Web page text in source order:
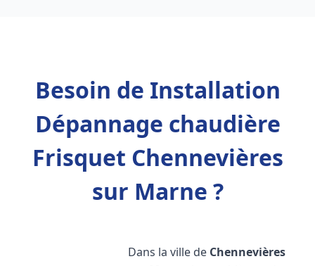
Besoin de Installation
Dépannage chaudière
Frisquet Chennevières
sur Marne ?
Dans la ville de Chennevières